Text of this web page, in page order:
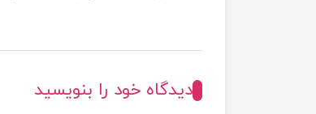
دیدگاه خود را بنویسید